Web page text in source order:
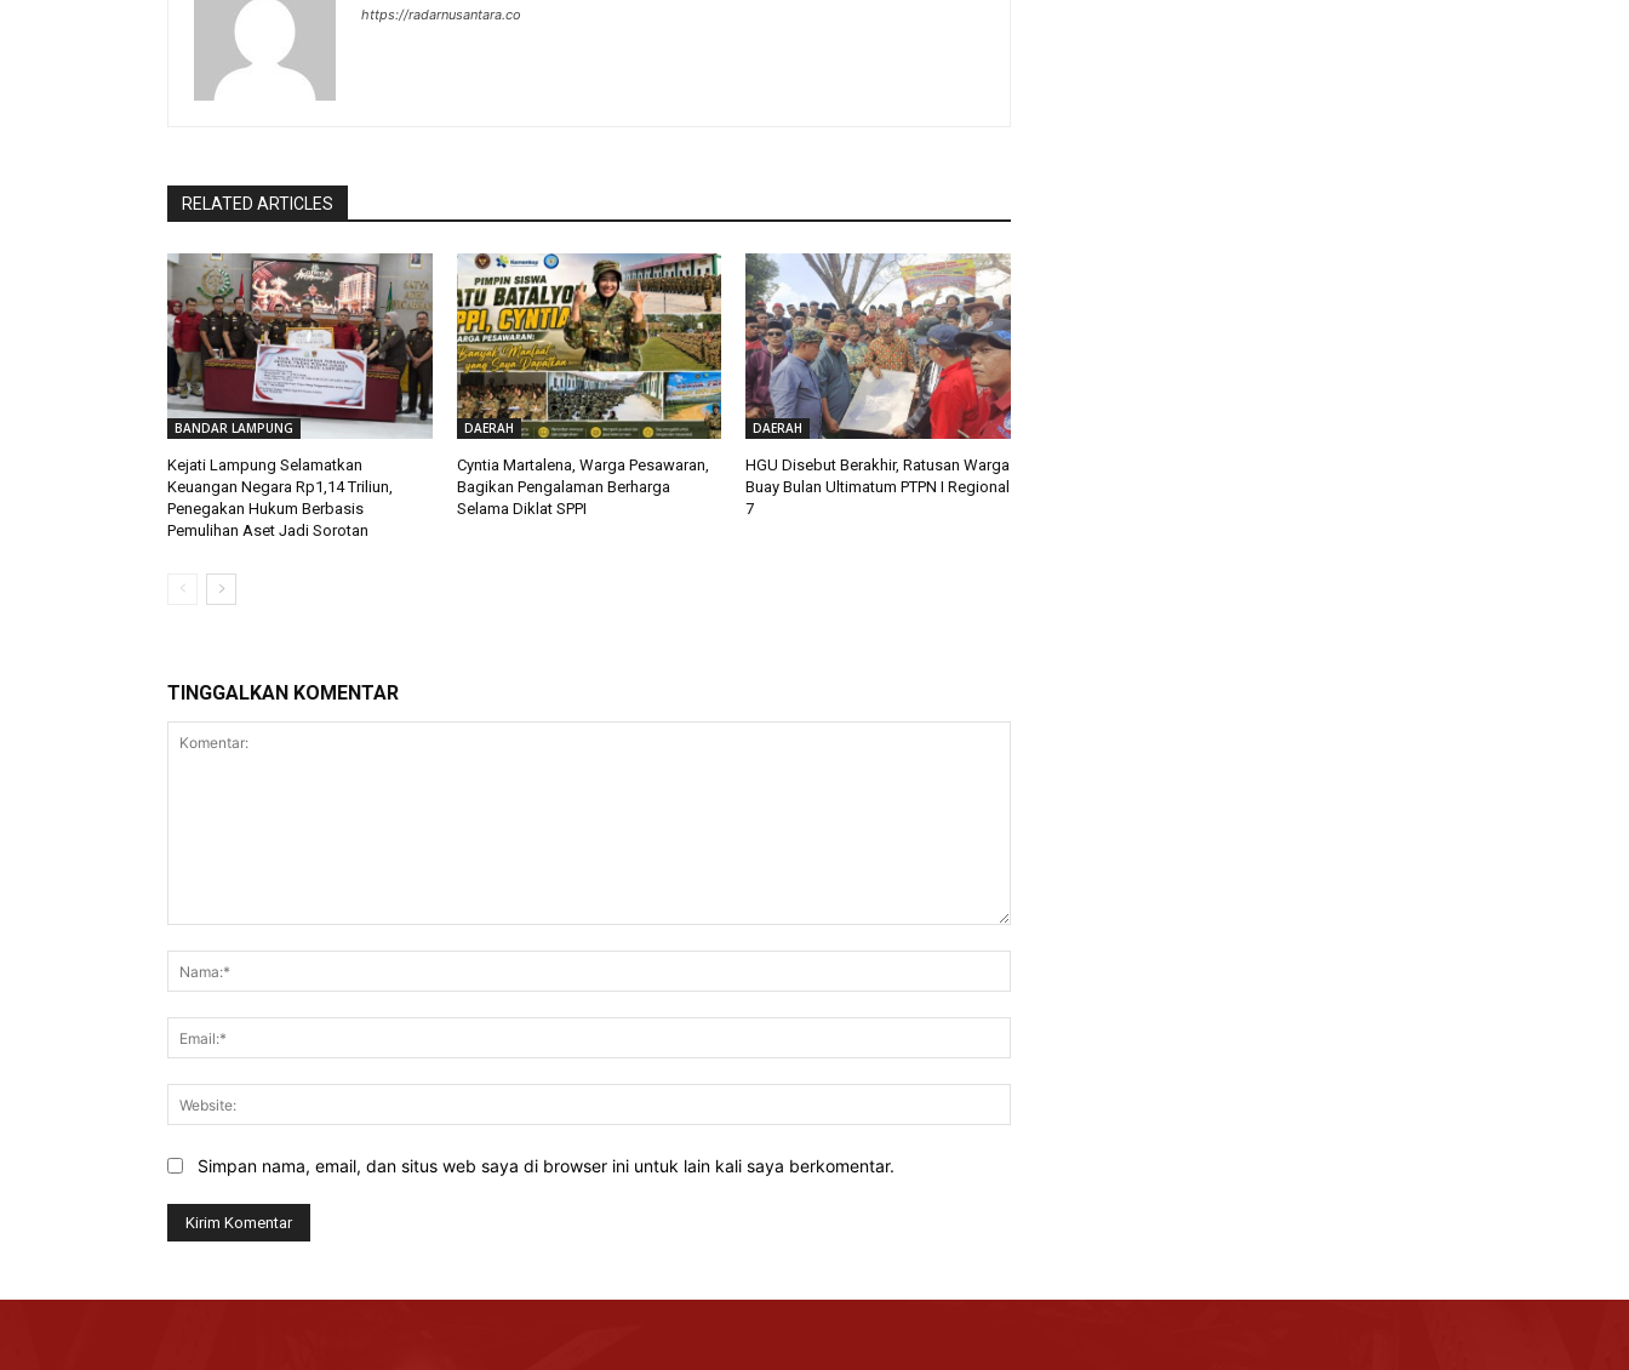
https://radarnusantara.co
RELATED ARTICLES
BANDAR LAMPUNG
Kejati Lampung Selamatkan
Keuangan Negara Rp1,14 Triliun,
Penegakan Hukum Berbasis
Pemulihan Aset Jadi Sorotan
DAERAH
Cyntia Martalena, Warga Pesawaran,
Bagikan Pengalaman Berharga
Selama Diklat SPPI
DAERAH
HGU Disebut Berakhir, Ratusan Warga
Buay Bulan Ultimatum PTPN I Regional
7
TINGGALKAN KOMENTAR
Simpan nama, email, dan situs web saya di browser ini untuk lain kali saya berkomentar.